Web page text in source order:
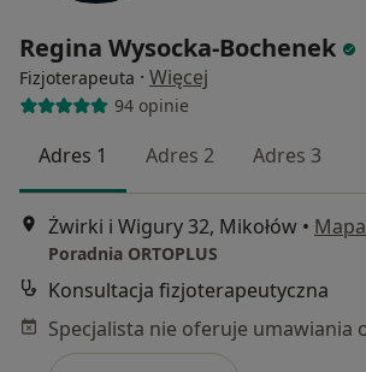
Regina Wysocka-Bochenek
Fizjoterapeuta · Więcej
94 opinie
Adres 1 Adres 2 Adres 3
Żwirki i Wigury 32, Mikołów • Mapa
Poradnia ORTOPLUS
Konsultacja fizjoterapeutyczna